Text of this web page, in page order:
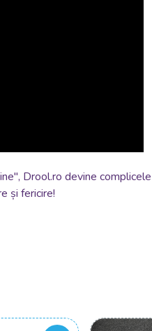
Drool.ro devine
și fericire!